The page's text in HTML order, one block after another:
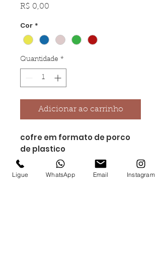
R$ 0,00
Cor *
Quantidade *
Adicionar ao carrinho
cofre em formato de porco
de plastico
possui abertura na parte
superior
Ligue WhatsApp Email Instagram